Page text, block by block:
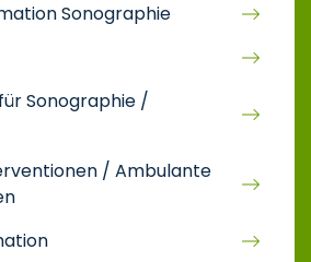
Sonographie
Sonographie /
/ Ambulante